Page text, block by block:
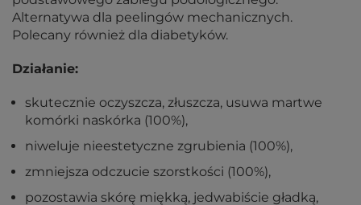
Alternatywa dla peelingów mechanicznych.
Polecany również dla diabetyków.
Działanie:
skutecznie oczyszcza, złuszcza, usuwa martwe
komórki naskórka (100%),
niweluje nieestetyczne zgrubienia (100%),
zmniejsza odczucie szorstkości (100%),
pozostawia skórę miękką, jedwabiście gładką,